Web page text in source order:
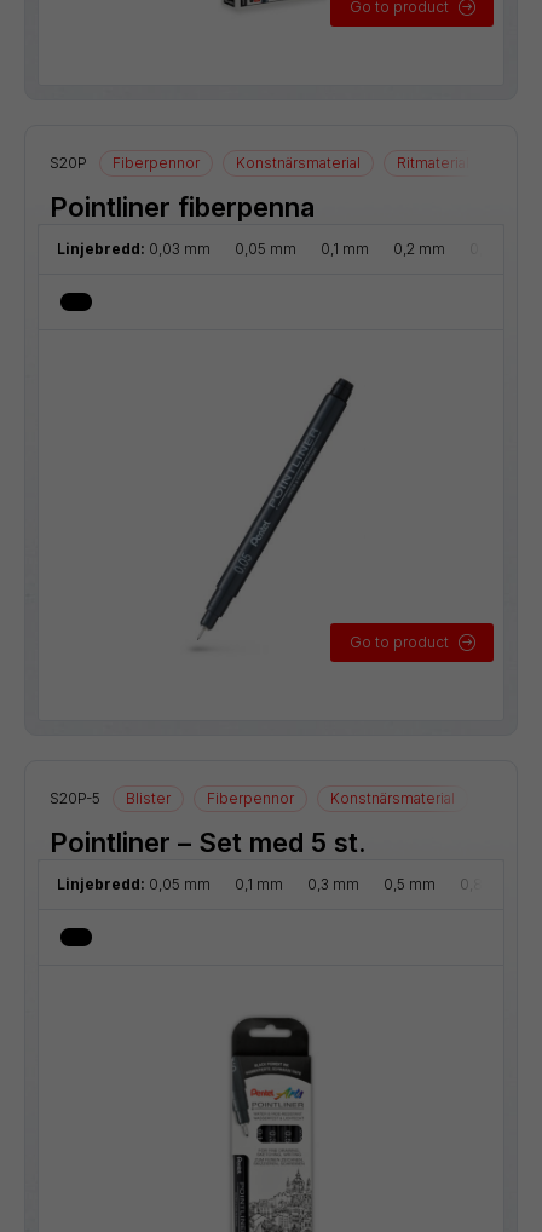
Go to product
S20P Fiberpennor Konstnärsmaterial Ritmaterial
Pointliner fiberpenna
Linjebredd: 0,03 mm 0,05 mm 0,1 mm 0,2 mm
Go to product
S20P-5 Blister Fiberpennor Konstnärsmaterial
Pointliner – Set med 5 st.
Linjebredd: 0,05 mm 0,1 mm 0,3 mm 0,5 mm 0,8 mm